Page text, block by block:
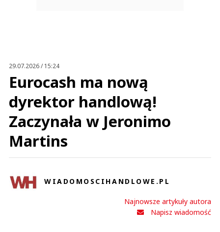
29.07.2026 / 15:24
Eurocash ma nową
dyrektor handlową!
Zaczynała w Jeronimo
Martins
WIADOMOSCIHANDLOWE.PL
Najnowsze artykuły autora
Napisz wiadomość